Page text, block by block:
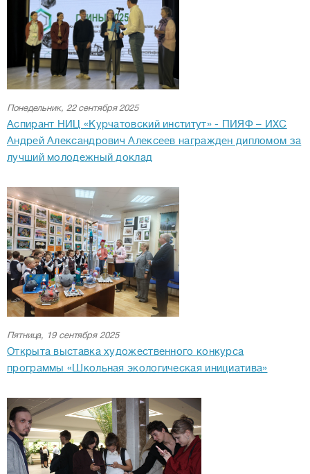
Понедельник, 22 сентября 2025
Аспирант НИЦ «Курчатовский институт» - ПИЯФ – ИХС
Андрей Александрович Алексеев награжден дипломом за
лучший молодежный доклад
Пятница, 19 сентября 2025
Открыта выставка художественного конкурса
программы «Школьная экологическая инициатива»